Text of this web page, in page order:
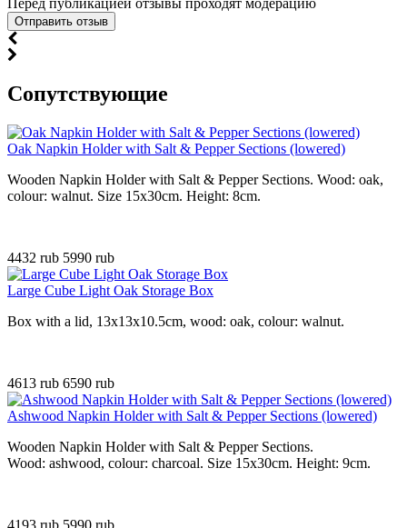
Перед публикацией отзывы проходят модерацию
Cопутствующие
Oak Napkin Holder with Salt & Pepper Sections (lowered)
Wooden Napkin Holder with Salt & Pepper Sections. Wood: oak,
colour: walnut. Size 15x30cm. Height: 8cm.
4432 rub 5990 rub
Large Cube Light Oak Storage Box
Box with a lid, 13x13x10.5cm, wood: oak, colour: walnut.
4613 rub 6590 rub
Ashwood Napkin Holder with Salt & Pepper Sections (lowered)
Wooden Napkin Holder with Salt & Pepper Sections.
Wood: ashwood, colour: charcoal. Size 15x30cm. Height: 9cm.
4193 rub 5990 rub